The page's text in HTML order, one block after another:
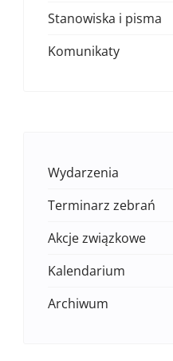
Stanowiska i pisma
Komunikaty
Wydarzenia
Terminarz zebrań
Akcje związkowe
Kalendarium
Archiwum